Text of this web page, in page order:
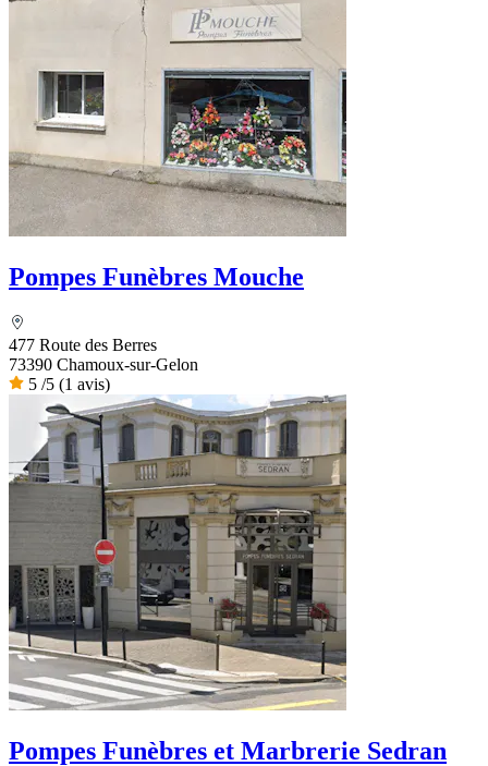
Pompes Funèbres Mouche
477 Route des Berres
73390 Chamoux-sur-Gelon
5 /5 (1 avis)
Pompes Funèbres et Marbrerie Sedran